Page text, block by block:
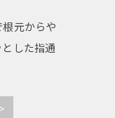
元からや
した指通